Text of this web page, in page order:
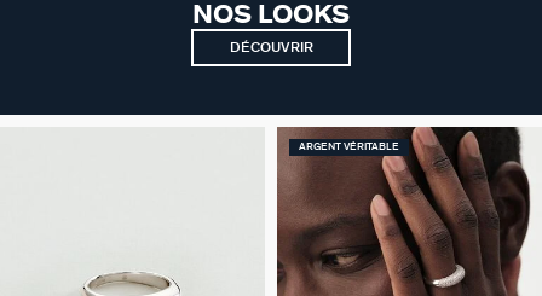
NOS LOOKS
DÉCOUVRIR
ARGENT VÉRITABLE